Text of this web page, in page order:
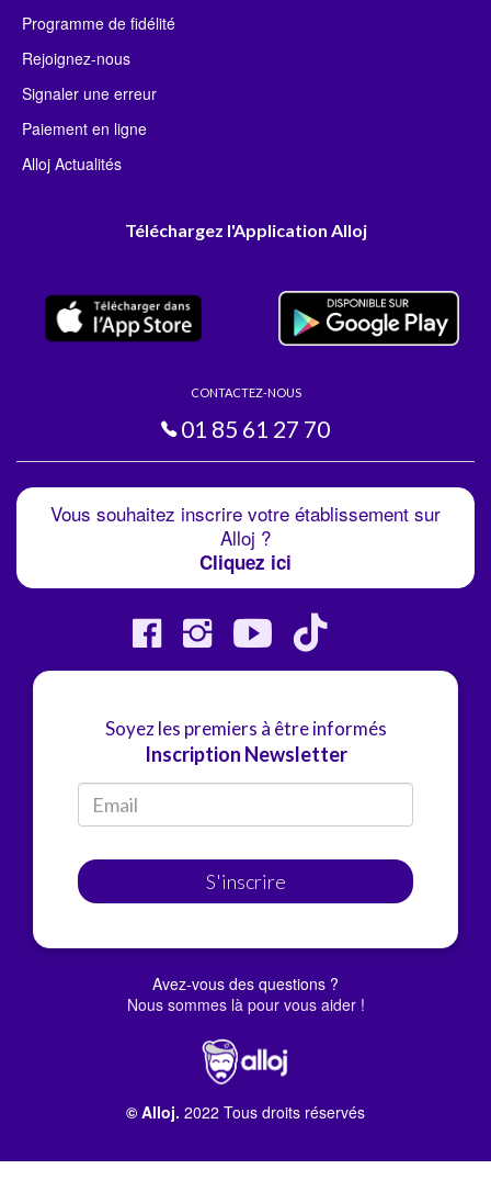
Programme de fidélité
Rejoignez-nous
Signaler une erreur
Paiement en ligne
Alloj Actualités
Téléchargez l'Application Alloj
CONTACTEZ-NOUS
01 85 61 27 70
Vous souhaitez inscrire votre établissement sur
Alloj ?
Cliquez ici
Soyez les premiers à être informés
Inscription Newsletter
S'inscrire
Avez-vous des questions ?
Nous sommes là pour vous aider !
© Alloj. 2022 Tous droits réservés